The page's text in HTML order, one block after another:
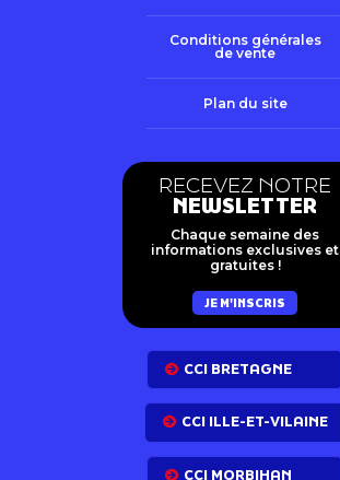
Conditions générales
de vente
Plan du site
RECEVEZ NOTRE
NEWSLETTER
Chaque semaine des
informations exclusives et
gratuites !
JE M'INSCRIS
CCI BRETAGNE
CCI ILLE-ET-VILAINE
CCI MORBIHAN